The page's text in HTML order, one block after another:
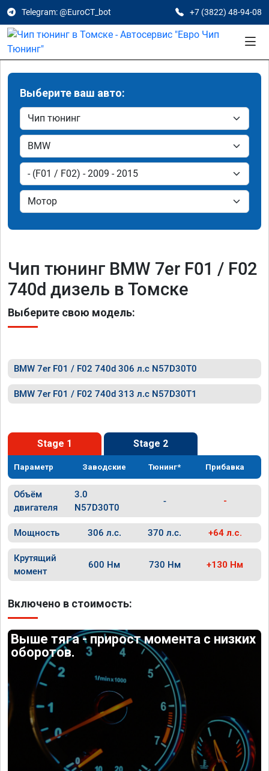
Telegram: @EuroCT_bot +7 (3822) 48-94-08
Выберите ваш авто:
Чип тюнинг BMW 7er F01 / F02
740d дизель в Томске
Выберите свою модель:
BMW 7er F01 / F02 740d 306 л.с N57D30T0
BMW 7er F01 / F02 740d 313 л.с N57D30T1
Stage 1 Stage 2
Параметр Заводские Тюнинг* Прибавка
Объём
двигателя
3.0
N57D30T0
- -
Мощность 306 л.с. 370 л.с. +64 л.с.
Крутящий
момент
600 Нм 730 Нм +130 Нм
Включено в стоимость:
Выше тяга - прирост момента с низких
оборотов.